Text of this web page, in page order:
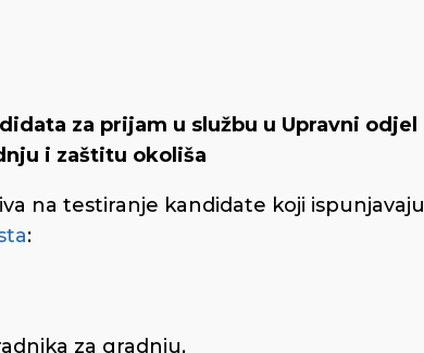
za prijam u službu u Upravni odjel
i zaštitu okoliša
na testiranje kandidate koji ispunjavaju
:
za gradnju,